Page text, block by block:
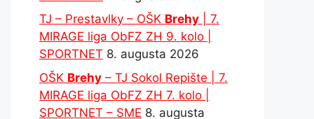
TJ – Prestavlky – OŠK Brehy | 7.
MIRAGE liga ObFZ ZH 9. kolo |
SPORTNET 8. augusta 2026
OŠK Brehy – TJ Sokol Repište | 7.
MIRAGE liga ObFZ ZH 7. kolo |
SPORTNET – SME 8. augusta